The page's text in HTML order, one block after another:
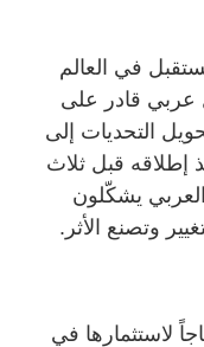
في العالم
عربي قادر على
التحديات إلى
قبل ثلاث
العالم العربي يشكّلون
وتصنع الأثر.
لاستثمارها في